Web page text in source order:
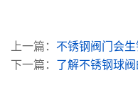
上一篇： 不锈钢阀门会生
下一篇： 了解不锈钢球